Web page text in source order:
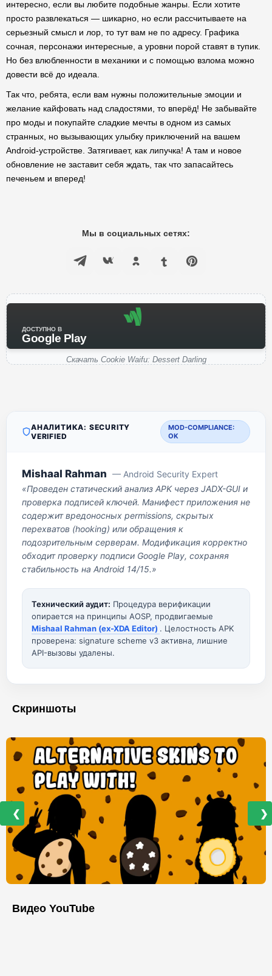
интересно, если вы любите подобные жанры. Если хотите
просто развлекаться — шикарно, но если рассчитываете на
серьезный смысл и лор, то тут вам не по адресу. Графика
сочная, персонажи интересные, а уровни порой ставят в тупик.
Но без влюбленности в механики и с помощью взлома можно
довести всё до идеала.
Так что, ребята, если вам нужны положительные эмоции и
желание кайфовать над сладостями, то вперёд! Не забывайте
про моды и покупайте сладкие мечты в одном из самых
странных, но вызывающих улыбку приключений на вашем
Android-устройстве. Затягивает, как липучка! А там и новое
обновление не заставит себя ждать, так что запасайтесь
печеньем и вперед!
Мы в социальных сетях:
ДОСТУПНО В
Google Play
Скачать Cookie Waifu: Dessert Darling
АНАЛИТИКА: SECURITY
VERIFIED
MOD-COMPLIANCE:
OK
Mishaal Rahman — Android Security Expert
«Проведен статический анализ APK через JADX-GUI и
проверка подписей ключей. Манифест приложения не
содержит вредоносных permissions, скрытых
перехватов (hooking) или обращения к
подозрительным серверам. Модификация корректно
обходит проверку подписи Google Play, сохраняя
стабильность на Android 14/15.»
Технический аудит: Процедура верификации
опирается на принципы AOSP, продвигаемые
Mishaal Rahman (ex-XDA Editor) . Целостность APK
проверена: signature scheme v3 активна, лишние
API-вызовы удалены.
Скриншоты
❮ ❯
Видео YouTube